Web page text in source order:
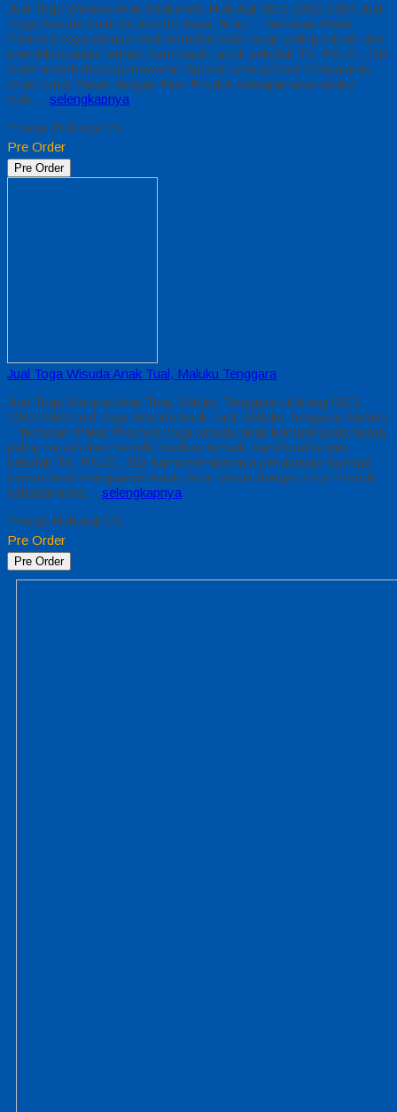
Jual Toga Wisuda Anak Situbondo Hubungi 0812-2282-1060 Jual
Toga Wisuda Anak Situbondo Jawa Timur – Temukan Paket
Promosi toga wisuda anak komplet pada harga paling murah dan
memiliki kualitas terbaik, kami kasih untuk sekolah TK, PAUD , SD
Kami memberinya penawaran Special semua level Pengajaran
Anak Umur Dasar dengan Fitur Produk sebagaimana berikut :
Kain… selengkapnya
*Harga Hubungi CS
Pre Order
Pre Order
Jual Toga Wisuda Anak Tual, Maluku Tenggara
Jual Toga Wisuda Anak Tual, Maluku Tenggara Hubungi 0812-
2282-1060 Jual Toga Wisuda Anak Tual, Maluku Tenggara Maluku
– Temukan Paket Promosi toga wisuda anak komplet pada harga
paling murah dan memiliki kualitas terbaik, kami kasih untuk
sekolah TK, PAUD , SD Kami memberinya penawaran Special
semua level Pengajaran Anak Umur Dasar dengan Fitur Produk
sebagaimana… selengkapnya
*Harga Hubungi CS
Pre Order
Pre Order